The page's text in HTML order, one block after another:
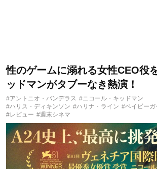
性のゲームに溺れる女性CEO役
ッドマンがタブーなき熱演！
#アントニオ・バンデラス #ニコール・キッドマン
#ハリス・ディキンソン #ハリナ・ライン #ベイビーガ
#レビュー #週末シネマ